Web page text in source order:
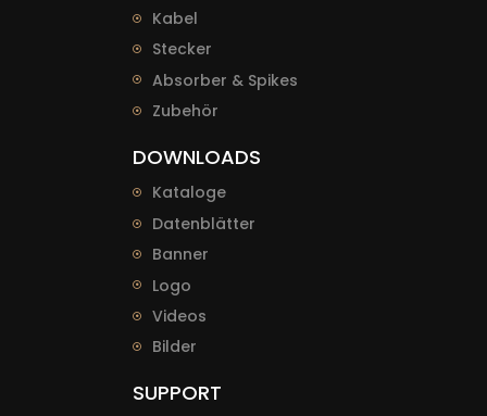
Kabel
Stecker
Absorber & Spikes
Zubehör
DOWNLOADS
Kataloge
Datenblätter
Banner
Logo
Videos
Bilder
SUPPORT